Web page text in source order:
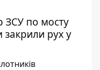
ЗСУ по мосту
закрили рух у